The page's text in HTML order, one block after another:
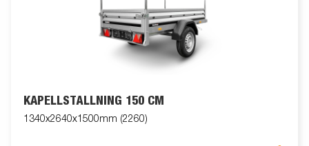
KAPELLSTÄLLNING 150 CM
1340x2640x1500mm (2260)